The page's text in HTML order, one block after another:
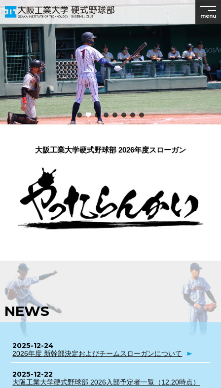
menu
大阪工業大学硬式野球部 2026年度スローガン
NEWS
2025-12-24
2026年度 新幹部決定およびチームスローガンについて
2025-12-22
大阪工業大学硬式野球部 2026入部予定者一覧（12.20時点）